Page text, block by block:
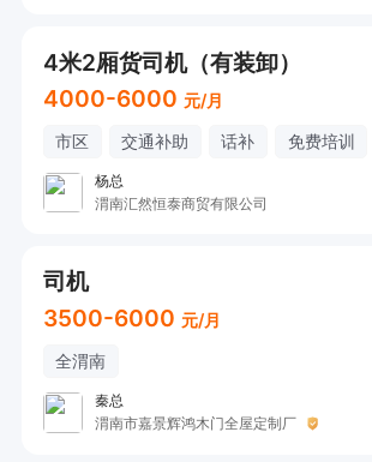
4米2厢货司机（有装卸）
4000-6000 元/月
市区 交通补助 话补 免费培训
杨总
渭南汇然恒泰商贸有限公司
司机
3500-6000 元/月
全渭南
秦总
渭南市嘉景辉鸿木门全屋定制厂